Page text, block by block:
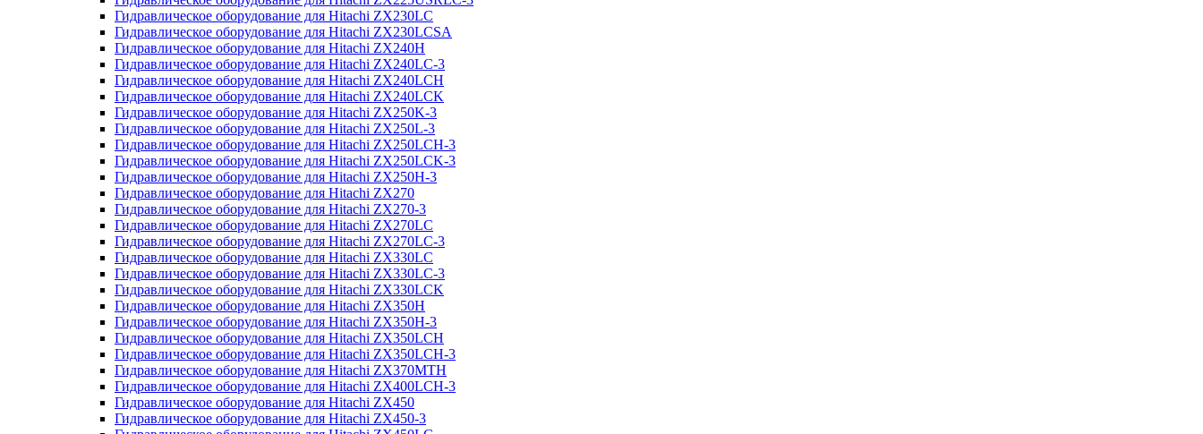
Гидравлическое оборудование для Hitachi ZX230LC
Гидравлическое оборудование для Hitachi ZX230LCSA
Гидравлическое оборудование для Hitachi ZX240H
Гидравлическое оборудование для Hitachi ZX240LC-3
Гидравлическое оборудование для Hitachi ZX240LCH
Гидравлическое оборудование для Hitachi ZX240LCK
Гидравлическое оборудование для Hitachi ZX250K-3
Гидравлическое оборудование для Hitachi ZX250L-3
Гидравлическое оборудование для Hitachi ZX250LCH-3
Гидравлическое оборудование для Hitachi ZX250LCK-3
Гидравлическое оборудование для Hitachi ZX250Н-3
Гидравлическое оборудование для Hitachi ZX270
Гидравлическое оборудование для Hitachi ZX270-3
Гидравлическое оборудование для Hitachi ZX270LC
Гидравлическое оборудование для Hitachi ZX270LC-3
Гидравлическое оборудование для Hitachi ZX330LC
Гидравлическое оборудование для Hitachi ZX330LC-3
Гидравлическое оборудование для Hitachi ZX330LCK
Гидравлическое оборудование для Hitachi ZX350H
Гидравлическое оборудование для Hitachi ZX350H-3
Гидравлическое оборудование для Hitachi ZX350LCH
Гидравлическое оборудование для Hitachi ZX350LCH-3
Гидравлическое оборудование для Hitachi ZX370MTH
Гидравлическое оборудование для Hitachi ZX400LCH-3
Гидравлическое оборудование для Hitachi ZX450
Гидравлическое оборудование для Hitachi ZX450-3